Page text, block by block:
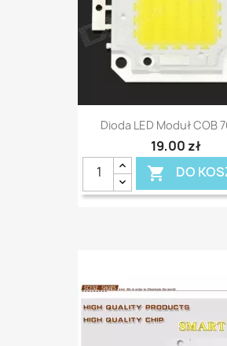
Dioda LED Moduł COB
19,00 zł
 DO